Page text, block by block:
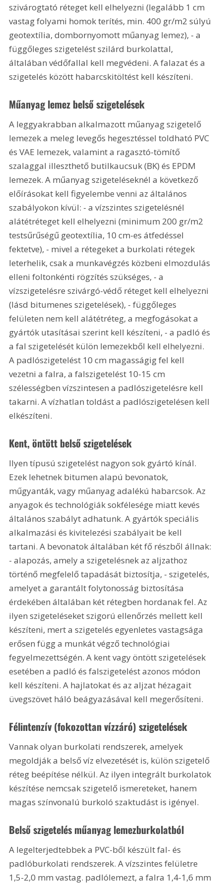
szivárogtató réteget kell elhelyezni (legalább 1 cm
vastag folyami homok terítés, min. 400 gr/m2 súlyú
geotextília, dombornyomott műanyag lemez), - a
függőleges szigetelést szilárd burkolattal,
általában védőfallal kell megvédeni. A falazat és a
szigetelés között habarcskitöltést kell készíteni.
Műanyag lemez belső szigetelések
A leggyakrabban alkalmazott műanyag szigetelő
lemezek a meleg levegős hegesztéssel toldható PVC
és VAE lemezek, valamint a ragasztó-tömítő
szalaggal illeszthető butilkaucsuk (BK) és EPDM
lemezek. A műanyag szigeteléseknél a következő
előírásokat kell figyelembe venni az általános
szabályokon kívül: - a vízszintes szigetelésnél
alátétréteget kell elhelyezni (minimum 200 gr/m2
testsűrűségű geotextília, 10 cm-es átfedéssel
fektetve), - mivel a rétegeket a burkolati rétegek
leterhelik, csak a munkavégzés közbeni elmozdulás
elleni foltonkénti rögzítés szükséges, - a
vízszigetelésre szivárgó-védő réteget kell elhelyezni
(lásd bitumenes szigetelések), - függőleges
felületen nem kell alátétréteg, a megfogásokat a
gyártók utasításai szerint kell készíteni, - a padló és
a fal szigetelését külön lemezekből kell elhelyezni.
A padlószigetelést 10 cm magasságig fel kell
vezetni a falra, a falszigetelést 10-15 cm
szélességben vízszintesen a padlószigetelésre kell
takarni. A vízhatlan toldást a padlószigetelésen kell
elkészíteni.
Kent, öntött belső szigetelések
Ilyen típusú szigetelést nagyon sok gyártó kínál.
Ezek lehetnek bitumen alapú bevonatok,
műgyanták, vagy műanyag adalékú habarcsok. Az
anyagok és technológiák sokfélesége miatt kevés
általános szabályt adhatunk. A gyártók speciális
alkalmazási és kivitelezési szabályait be kell
tartani. A bevonatok általában két fő részből állnak:
- alapozás, amely a szigetelésnek az aljzathoz
történő megfelelő tapadását biztosítja, - szigetelés,
amelyet a garantált folytonosság biztosítása
érdekében általában két rétegben hordanak fel. Az
ilyen szigeteléseket szigorú ellenőrzés mellett kell
készíteni, mert a szigetelés egyenletes vastagsága
erősen függ a munkát végző technológiai
fegyelmezettségén. A kent vagy öntött szigetelések
esetében a padló és falszigetelést azonos módon
kell készíteni. A hajlatokat és az aljzat hézagait
üvegszövet háló beágyazásával kell megerősíteni.
Félintenzív (fokozottan vízzáró) szigetelések
Vannak olyan burkolati rendszerek, amelyek
megoldják a belső víz elvezetését is, külön szigetelő
réteg beépítése nélkül. Az ilyen integrált burkolatok
készítése nemcsak szigetelő ismereteket, hanem
magas színvonalú burkoló szaktudást is igényel.
Belső szigetelés műanyag lemezburkolatból
A legelterjedtebbek a PVC-ből készült fal- és
padlóburkolati rendszerek. A vízszintes felületre
1,5-2,0 mm vastag. padlólemezt, a falra 1,4-1,6 mm